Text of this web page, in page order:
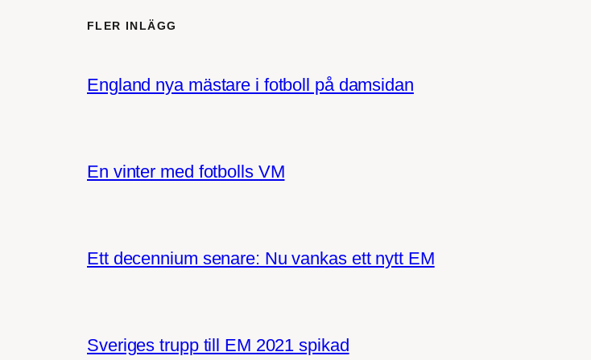
FLER INLÄGG
England nya mästare i fotboll på damsidan
En vinter med fotbolls VM
Ett decennium senare: Nu vankas ett nytt EM
Sveriges trupp till EM 2021 spikad